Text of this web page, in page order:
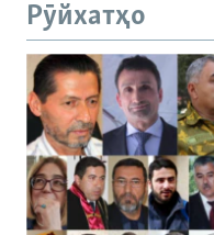
Рӯйхатҳо